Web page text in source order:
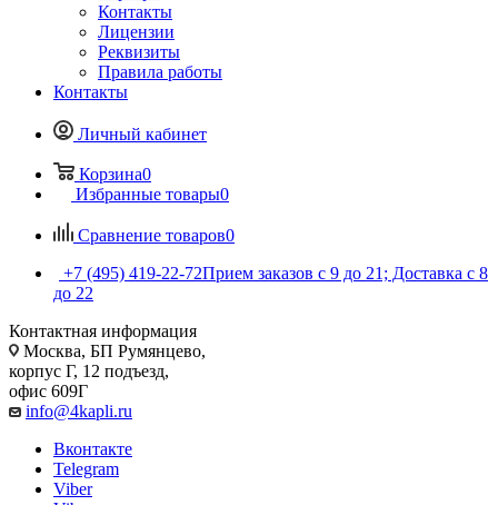
Контакты
Лицензии
Реквизиты
Правила работы
Контакты
Личный кабинет
Корзина0
Избранные товары0
Сравнение товаров0
+7 (495) 419-22-72Прием заказов с 9 до 21; Доставка с 8
до 22
Контактная информация
Москва, БП Румянцево,
корпус Г, 12 подъезд,
офис 609Г
info@4kapli.ru
Вконтакте
Telegram
Viber